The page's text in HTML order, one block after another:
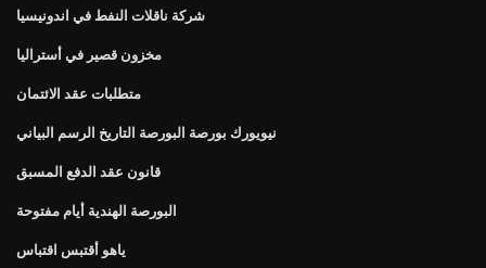
شركة ناقلات النفط في اندونيسيا
مخزون قصير في أستراليا
متطلبات عقد الائتمان
نيويورك بورصة البورصة التاريخ الرسم البياني
قانون عقد الدفع المسبق
البورصة الهندية أيام مفتوحة
ياهو أقتبس اقتباس